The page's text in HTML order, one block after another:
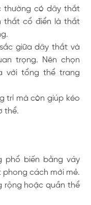
thường có dây thắt
thắt cổ điển là thắt
giữa dây thắt và
trọng. Nên chọn
với tổng thể trang
trí mà còn giúp kéo
thể.
phổ biến bằng váy
phong cách mới mẻ.
rộng hoặc quần thể